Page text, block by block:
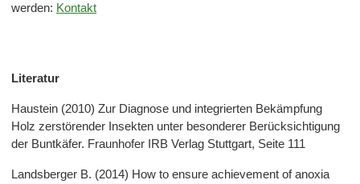
werden: Kontakt
Literatur
Haustein (2010) Zur Diagnose und integrierten Bekämpfung
Holz zerstörender Insekten unter besonderer Berücksichtigung
der Buntkäfer. Fraunhofer IRB Verlag Stuttgart, Seite 111
Landsberger B. (2014) How to ensure achievement of anoxia